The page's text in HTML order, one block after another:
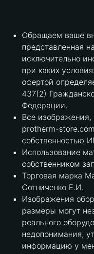
Обращаем ваше
представленная
исключительно
при каких
офертой
437(2)
Федерации.
Все изображения,
protherm-
собственностью
Использование
собственником
Торговая марка
Сотниченко Е.И.
Изображения
размеры могут
реального
недопонимания,
информацию у